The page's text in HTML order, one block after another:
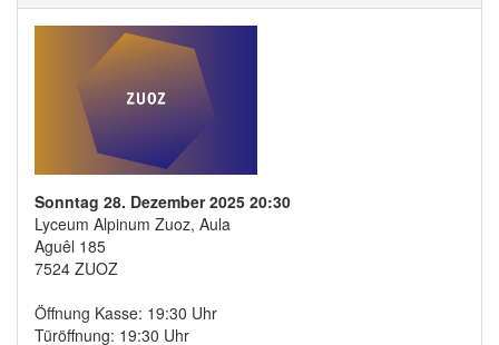
Sonntag 28. Dezember 2025 20:30
Lyceum Alpinum Zuoz, Aula
Aguêl 185
7524 ZUOZ
Öffnung Kasse: 19:30 Uhr
Türöffnung: 19:30 Uhr